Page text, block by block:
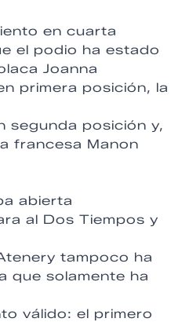
en cuarta
el podio ha estado
Joanna
primera posición, la
segunda posición y,
francesa Manon
abierta
al Dos Tiempos y
tampoco ha
que solamente ha
válido: el primero